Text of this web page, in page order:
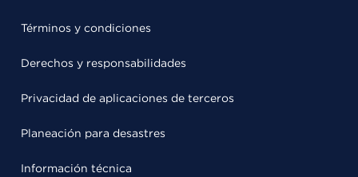
Términos y condiciones
Derechos y responsabilidades
Privacidad de aplicaciones de terceros
Planeación para desastres
Información técnica